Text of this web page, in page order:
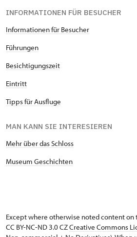
INFORMATIONEN FÜR BESUCHER
Informationen für Besucher
Führungen
Besichtigungszeit
Eintritt
Tipps für Ausfluge
MAN KANN SIE INTERESIEREN
Mehr über das Schloss
Museum Geschichten
Except where otherwise noted content on
CC BY-NC-ND 3.0 CZCreative Commons